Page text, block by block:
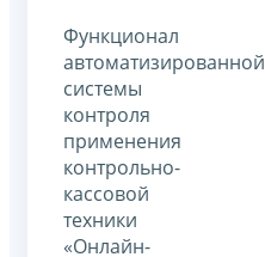
Функционал
автоматизированной
системы
контроля
применения
контрольно-
кассовой
техники
«Онлайн-